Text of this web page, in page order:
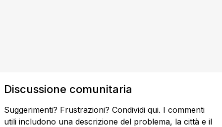
Discussione comunitaria
Suggerimenti? Frustrazioni? Condividi qui. I commenti
utili includono una descrizione del problema, la città e il